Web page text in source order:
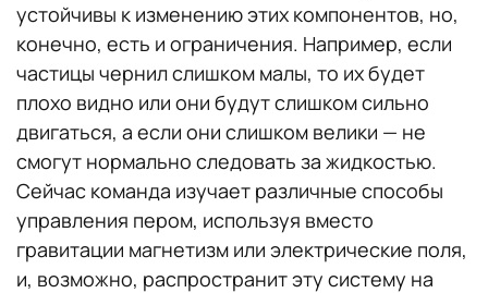
устойчивы к изменению этих компонентов, но,
конечно, есть и ограничения. Например, если
частицы чернил слишком малы, то их будет
плохо видно или они будут слишком сильно
двигаться, а если они слишком велики — не
смогут нормально следовать за жидкостью.
Сейчас команда изучает различные способы
управления пером, используя вместо
гравитации магнетизм или электрические поля,
и, возможно, распространит эту систему на